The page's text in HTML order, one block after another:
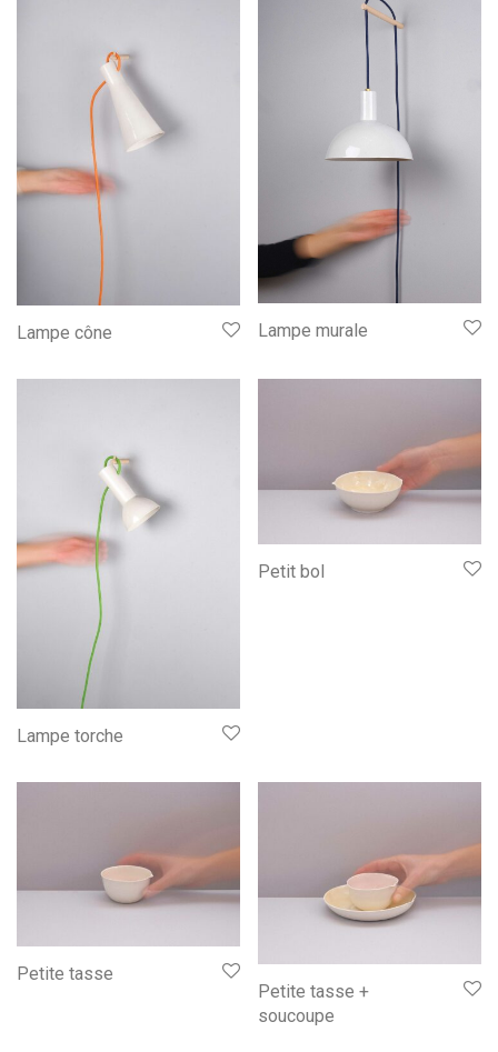
Lampe cône Lampe murale
Lampe torche
Petit bol
Petite tasse
Petite tasse +
soucoupe